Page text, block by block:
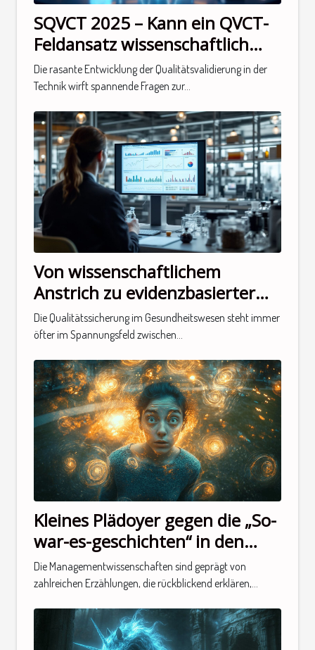
SQVCT 2025 – Kann ein QVCT-
Feldansatz wissenschaftlich
sein?
Die rasante Entwicklung der Qualitätsvalidierung in der
Technik wirft spannende Fragen zur...
Von wissenschaftlichem
Anstrich zu evidenzbasierter
Legitimität: Überdenken der
Qualitätsgrundlagen von
QVCT-Verfahren
Die Qualitätssicherung im Gesundheitswesen steht immer
öfter im Spannungsfeld zwischen...
Kleines Plädoyer gegen die „So-
war-es-geschichten“ in den
Managementwissenschaften
Die Managementwissenschaften sind geprägt von
zahlreichen Erzählungen, die rückblickend erklären,...